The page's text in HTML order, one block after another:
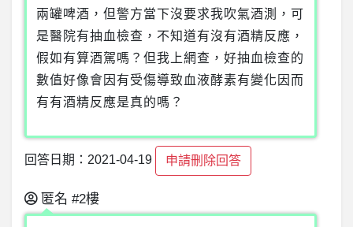
兩罐啤酒，但警方當下沒要求我吹氣酒測，可
是醫院有抽血檢查，不知道有沒有酒精反應，
假如有算酒駕嗎？但我上網查，好抽血檢查的
數值好像會因有受傷導致血液酵素有變化因而
有有酒精反應是真的嗎？
回答日期：2021-04-19 申請刪除回答
匿名 #2樓